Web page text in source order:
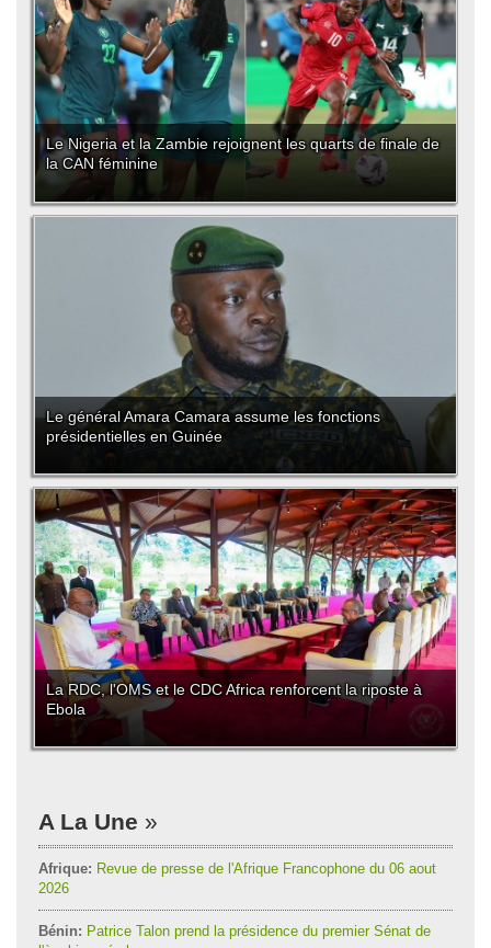
Le Nigeria et la Zambie rejoignent les quarts de finale de
la CAN féminine
Le général Amara Camara assume les fonctions
présidentielles en Guinée
La RDC, l'OMS et le CDC Africa renforcent la riposte à
Ebola
A La Une
Afrique: Revue de presse de l'Afrique Francophone du 06 aout
2026
Bénin: Patrice Talon prend la présidence du premier Sénat de